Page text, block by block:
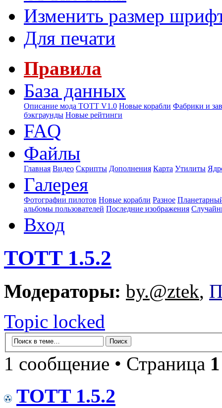
Изменить размер
Для печати
Правила
База данных
Описание мода ТОТТ V1.0 Новые корабли Фабрики и
бэкграунды Новые рейтинги
FAQ
Файлы
Главная Видео Скрипты Дополнения Карта Утилиты
Галерея
Фотографии пилотов Новые корабли Разное
альбомы пользователей Последние изображения
Вход
TOTT 1.5.2
Модераторы: by.@ztek,
Topic locked
1 сообщение • Страница 1
TOTT 1.5.2